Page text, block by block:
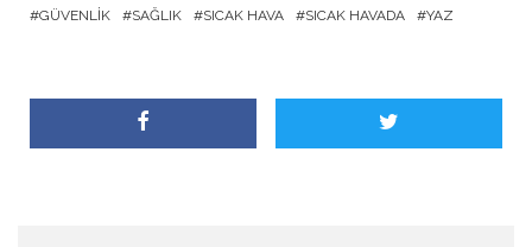
GÜVENLIK
SAĞLIK SICAK HAVA SICAK HAVADA YAZ